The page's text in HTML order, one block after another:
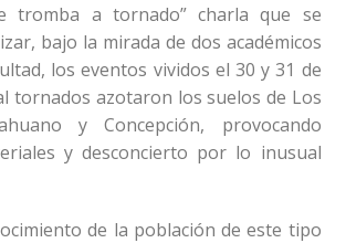
tromba a tornado” charla que se
bajo la mirada de dos académicos
los eventos vividos el 30 y 31 de
tornados azotaron los suelos de Los
y Concepción, provocando
y desconcierto por lo inusual
de la población de este tipo